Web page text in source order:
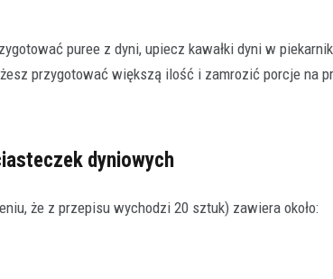
puree z dyni, upiecz kawałki dyni w
przygotować większą ilość i zamrozić porcje na
dyniowych
że z przepisu wychodzi 20 sztuk) zawiera około: